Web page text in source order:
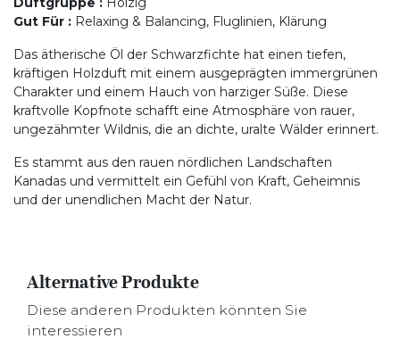
Gut Für : Relaxing & Balancing, Fluglinien, Klärung
Das ätherische Öl der Schwarzfichte hat einen tiefen,
kräftigen Holzduft mit einem ausgeprägten immergrünen
Charakter und einem Hauch von harziger Süße. Diese
kraftvolle Kopfnote schafft eine Atmosphäre von rauer,
ungezähmter Wildnis, die an dichte, uralte Wälder erinnert.
Es stammt aus den rauen nördlichen Landschaften
Kanadas und vermittelt ein Gefühl von Kraft, Geheimnis
und der unendlichen Macht der Natur.
Alternative Produkte
Diese anderen Produkten könnten Sie
interessieren